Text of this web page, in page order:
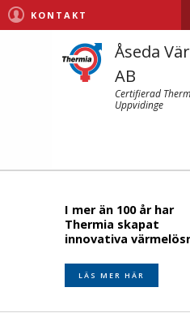
KONTAKT
Åseda
AB
Certifierad
Uppvidinge
I mer än 100 år har
Thermia skapat
innovativa
LÄS MER HÄR